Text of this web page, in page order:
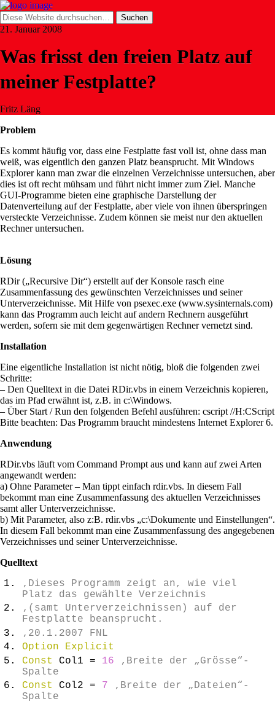
21. Januar 2008
Was frisst den freien Platz auf
meiner Festplatte?
Fritz Läng
Problem
Es kommt häufig vor, dass eine Festplatte fast voll ist, ohne dass man
weiß, was eigentlich den ganzen Platz beansprucht. Mit Windows
Explorer kann man zwar die einzelnen Verzeichnisse untersuchen, aber
dies ist oft recht mühsam und führt nicht immer zum Ziel. Manche
GUI-Programme bieten eine graphische Darstellung der
Datenverteilung auf der Festplatte, aber viele von ihnen überspringen
versteckte Verzeichnisse. Zudem können sie meist nur den aktuellen
Rechner untersuchen.
Lösung
RDir („Recursive Dir“) erstellt auf der Konsole rasch eine
Zusammenfassung des gewünschten Verzeichnisses und seiner
Unterverzeichnisse. Mit Hilfe von psexec.exe (www.sysinternals.com)
kann das Programm auch leicht auf andern Rechnern ausgeführt
werden, sofern sie mit dem gegenwärtigen Rechner vernetzt sind.
Installation
Eine eigentliche Installation ist nicht nötig, bloß die folgenden zwei
Schritte:
– Den Quelltext in die Datei RDir.vbs in einem Verzeichnis kopieren,
das im Pfad erwähnt ist, z.B. in c:\Windows.
– Über Start / Run den folgenden Befehl ausführen: cscript //H:CScript
Bitte beachten: Das Programm braucht mindestens Internet Explorer 6.
Anwendung
RDir.vbs läuft vom Command Prompt aus und kann auf zwei Arten
angewandt werden:
a) Ohne Parameter – Man tippt einfach rdir.vbs. In diesem Fall
bekommt man eine Zusammenfassung des aktuellen Verzeichnisses
samt aller Unterverzeichnisse.
b) Mit Parameter, also z:B. rdir.vbs „c:\Dokumente und Einstellungen“.
In diesem Fall bekommt man eine Zusammenfassung des angegebenen
Verzeichnisses und seiner Unterverzeichnisse.
Quelltext
‚Dieses Programm zeigt an, wie viel
Platz das gewählte Verzeichnis
‚(samt Unterverzeichnissen) auf der
Festplatte beansprucht.
‚20.1.2007 FNL
Option
Explicit
Const
Col1 = 16
‚Breite der „Grösse“-
Spalte
Const
Col2 = 7
‚Breite der „Dateien“-
Spalte